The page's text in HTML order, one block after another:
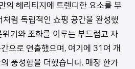
의 헤리티지에 트렌디한 요소를 부
럼 독립적인 쇼핑 공간을 완성했
기와 조화를 이루는 부드럽고 차
으로 연출했으며, 여기에 31여 개
풍성함을 더했습니다. 매장 한가